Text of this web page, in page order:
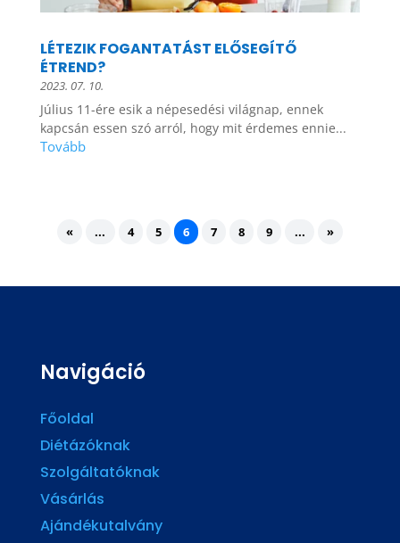
LÉTEZIK FOGANTATÁST ELŐSEGÍTŐ
ÉTREND?
2023. 07. 10.
Július 11-ére esik a népesedési világnap, ennek
kapcsán essen szó arról, hogy mit érdemes ennie...
« ... 4 5 6 7 8 9 ... »
Navigáció
Főoldal
Diétázóknak
Szolgáltatóknak
Vásárlás
Ajándékutalvány